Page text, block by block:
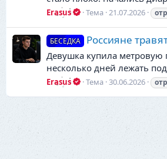
Erasus Тема 21.07.2026
БЕСЕДКА Россияне
Девушка купила метровую
несколько дней лежать
Erasus Тема 30.06.2026